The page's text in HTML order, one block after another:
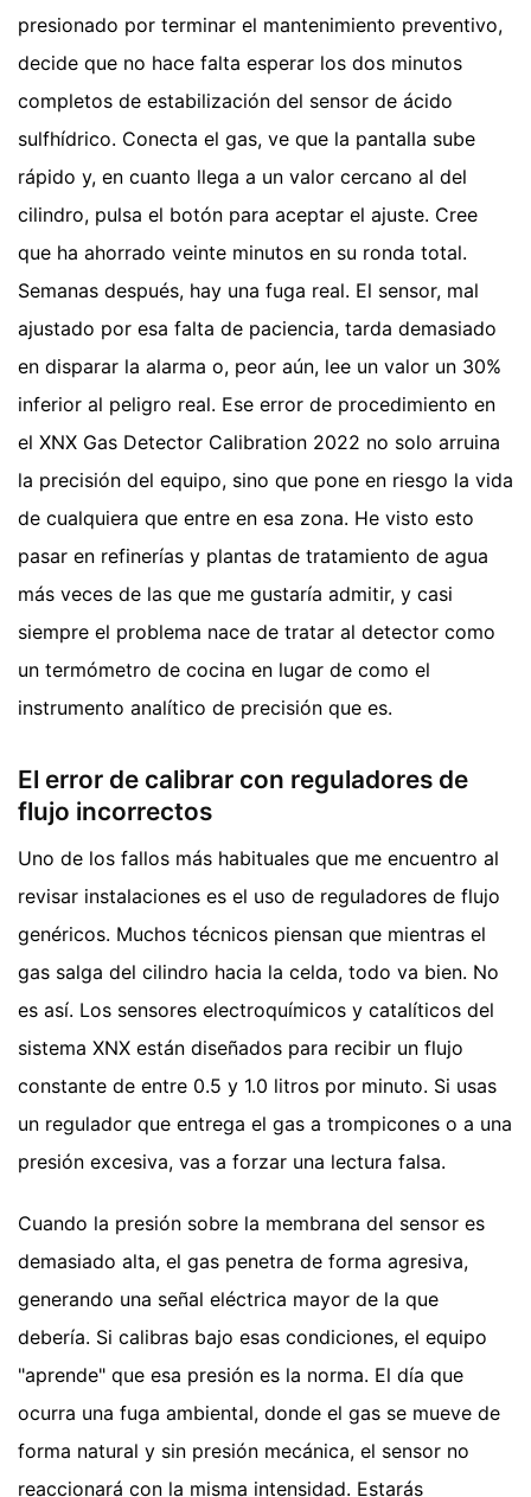
presionado por terminar el mantenimiento preventivo,
decide que no hace falta esperar los dos minutos
completos de estabilización del sensor de ácido
sulfhídrico. Conecta el gas, ve que la pantalla sube
rápido y, en cuanto llega a un valor cercano al del
cilindro, pulsa el botón para aceptar el ajuste. Cree
que ha ahorrado veinte minutos en su ronda total.
Semanas después, hay una fuga real. El sensor, mal
ajustado por esa falta de paciencia, tarda demasiado
en disparar la alarma o, peor aún, lee un valor un 30%
inferior al peligro real. Ese error de procedimiento en
el XNX Gas Detector Calibration 2022 no solo arruina
la precisión del equipo, sino que pone en riesgo la vida
de cualquiera que entre en esa zona. He visto esto
pasar en refinerías y plantas de tratamiento de agua
más veces de las que me gustaría admitir, y casi
siempre el problema nace de tratar al detector como
un termómetro de cocina en lugar de como el
instrumento analítico de precisión que es.
El error de calibrar con reguladores de
flujo incorrectos
Uno de los fallos más habituales que me encuentro al
revisar instalaciones es el uso de reguladores de flujo
genéricos. Muchos técnicos piensan que mientras el
gas salga del cilindro hacia la celda, todo va bien. No
es así. Los sensores electroquímicos y catalíticos del
sistema XNX están diseñados para recibir un flujo
constante de entre 0.5 y 1.0 litros por minuto. Si usas
un regulador que entrega el gas a trompicones o a una
presión excesiva, vas a forzar una lectura falsa.
Cuando la presión sobre la membrana del sensor es
demasiado alta, el gas penetra de forma agresiva,
generando una señal eléctrica mayor de la que
debería. Si calibras bajo esas condiciones, el equipo
"aprende" que esa presión es la norma. El día que
ocurra una fuga ambiental, donde el gas se mueve de
forma natural y sin presión mecánica, el sensor no
reaccionará con la misma intensidad. Estarás